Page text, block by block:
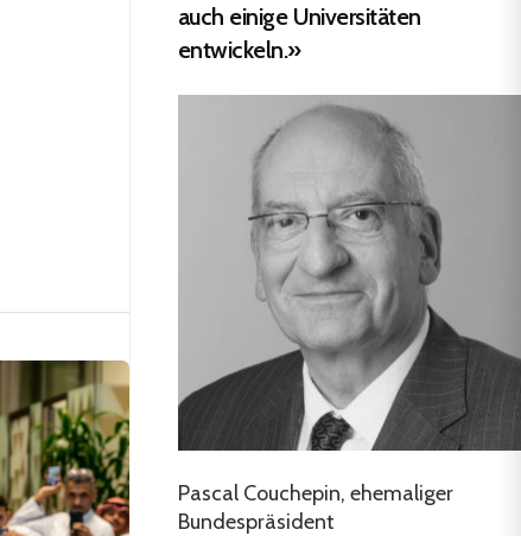
auch einige Universitäten
entwickeln.»
Pascal Couchepin, ehemaliger
Bundespräsident